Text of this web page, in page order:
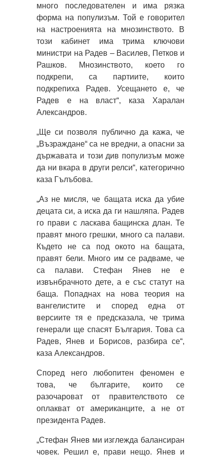
много последователен и има рязка
форма на популизъм. Той е говорител
на настроенията на мнозинството. В
този кабинет има трима ключови
министри на Радев – Василев, Петков и
Рашков. Мнозинството, което го
подкрепи, са партиите, които
подкрепиха Радев. Усещането е, че
Радев е на власт“, каза Харалан
Александров.
„Ще си позволя публично да кажа, че
„Възраждане“ са не вредни, а опасни за
държавата и този див популизъм може
да ни вкара в други релси“, категорично
каза Гълъбова.
„Аз не мисля, че бащата иска да убие
децата си, а иска да ги нашляпа. Радев
го прави с ласкава бащинска длан. Те
правят много грешки, много са палави.
Където не са под окото на бащата,
правят бели. Много им се радваме, че
са палави. Стефан Янев не е
извънбрачното дете, а е със статут на
баща. Попаднах на нова теория на
вангелистите и според една от
версиите тя е предсказала, че трима
генерали ще спасят България. Това са
Радев, Янев и Борисов, разбира се“,
каза Александров.
Според него любопитен феномен е
това, че българите, които се
разочароват от правителството се
оплакват от американците, а не от
президента Радев.
„Стефан Янев ми изглежда балансиран
човек. Решил е, прави нещо. Янев и